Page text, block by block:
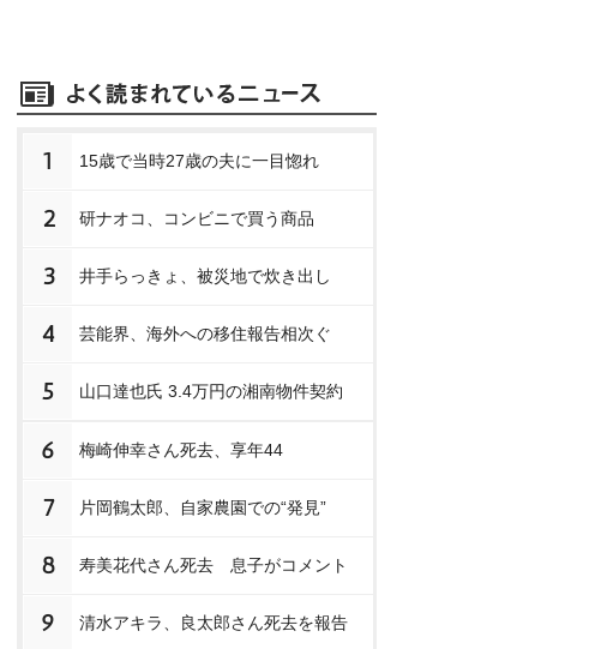
1 15歳で当時27歳の夫に一目惚れ
2 研ナオコ、コンビニで買う商品
3 井手らっきょ、被災地で炊き出し
4 芸能界、海外への移住報告相次ぐ
5 山口達也氏 3.4万円の湘南物件契約
6 梅崎伸幸さん死去、享年44
7 片岡鶴太郎、自家農園での“発見”
8 寿美花代さん死去 息子がコメント
9 清水アキラ、良太郎さん死去を報告